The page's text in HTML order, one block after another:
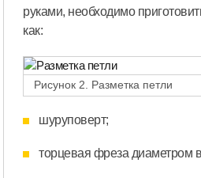
руками, необходимо
как:
Рисунок 2. Разметка петли
шуруповерт;
торцевая фреза диаметром